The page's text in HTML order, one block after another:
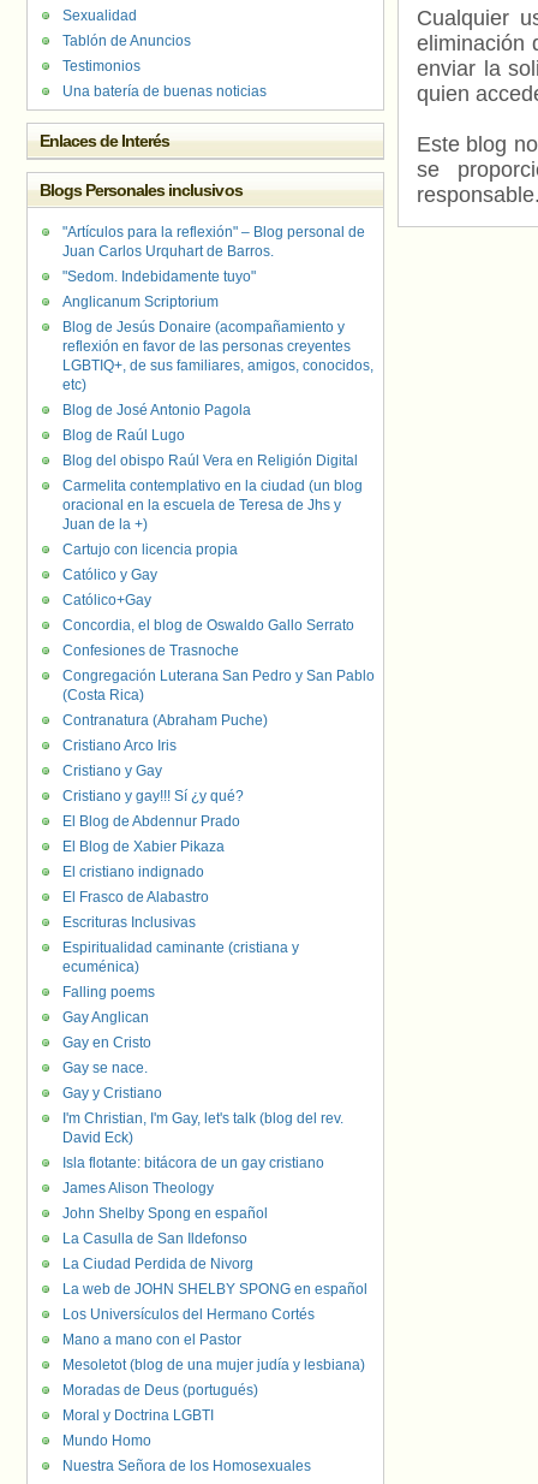
Cualquier
eliminación
enviar la
quien
Este blog
se
Sexualidad
Tablón de Anuncios
Testimonios
Una batería de buenas noticias
Enlaces de Interés
Blogs Personales inclusivos
"Artículos para la reflexión" – Blog personal de
Juan Carlos Urquhart de Barros.
"Sedom. Indebidamente tuyo"
Anglicanum Scriptorium
Blog de Jesús Donaire (acompañamiento y
reflexión en favor de las personas creyentes
LGBTIQ+, de sus familiares, amigos, conocidos,
etc)
Blog de José Antonio Pagola
Blog de Raúl Lugo
Blog del obispo Raúl Vera en Religión Digital
Carmelita contemplativo en la ciudad (un blog
oracional en la escuela de Teresa de Jhs y
Juan de la +)
Cartujo con licencia propia
Católico y Gay
Católico+Gay
Concordia, el blog de Oswaldo Gallo Serrato
Confesiones de Trasnoche
Congregación Luterana San Pedro y San Pablo
(Costa Rica)
Contranatura (Abraham Puche)
Cristiano Arco Iris
Cristiano y Gay
Cristiano y gay!!! Sí ¿y qué?
El Blog de Abdennur Prado
El Blog de Xabier Pikaza
El cristiano indignado
El Frasco de Alabastro
Escrituras Inclusivas
Espiritualidad caminante (cristiana y
ecuménica)
Falling poems
Gay Anglican
Gay en Cristo
Gay se nace.
Gay y Cristiano
I'm Christian, I'm Gay, let's talk (blog del rev.
David Eck)
Isla flotante: bitácora de un gay cristiano
James Alison Theology
John Shelby Spong en español
La Casulla de San Ildefonso
La Ciudad Perdida de Nivorg
La web de JOHN SHELBY SPONG en español
Los Universículos del Hermano Cortés
Mano a mano con el Pastor
Mesoletot (blog de una mujer judía y lesbiana)
Moradas de Deus (portugués)
Moral y Doctrina LGBTI
Mundo Homo
Nuestra Señora de los Homosexuales